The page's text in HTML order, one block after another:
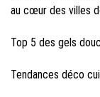
au cœur des villes
Top 5 des gels
Tendances déco